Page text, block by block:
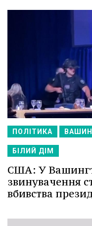
ПОЛІТИКА
БІЛИЙ ДІМ
США: У
звинувачення
вбивства